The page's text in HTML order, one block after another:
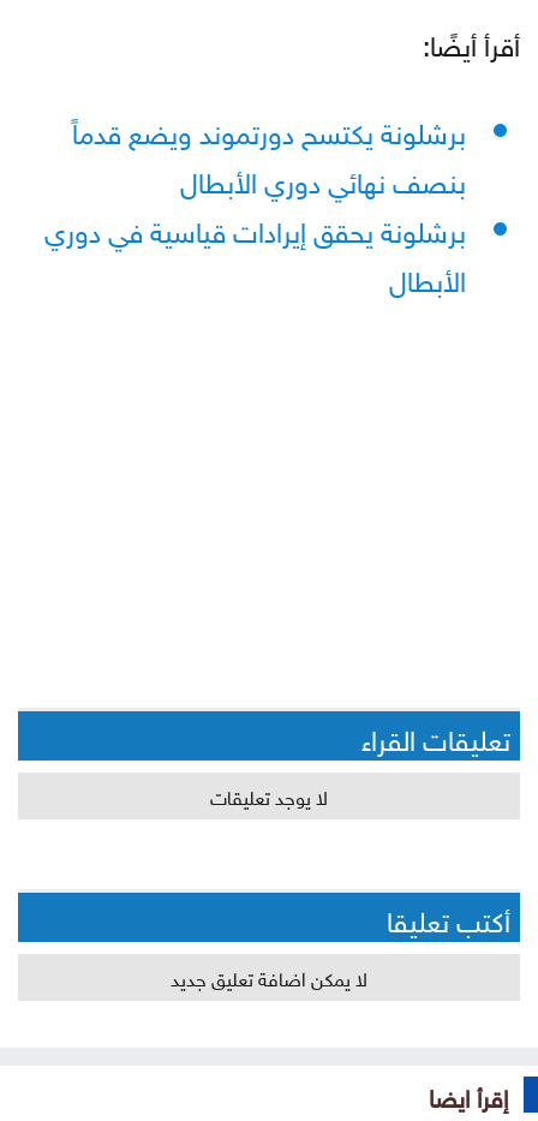
أقرأ أيضًا:
برشلونة يكتسح دورتموند ويضع قدماً
بنصف نهائي دوري الأبطال
برشلونة يحقق إيرادات قياسية في دوري
الأبطال
تعليقات القراء
لا يوجد تعليقات
أكتب تعليقا
لا يمكن اضافة تعليق جديد
إقرأ ايضا